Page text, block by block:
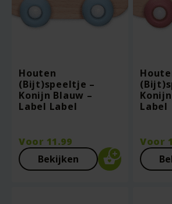
Houten
(Bijt)speeltje –
Konijn Blauw –
Label Label
Voor 11.99
Bekijken
Label
Voor